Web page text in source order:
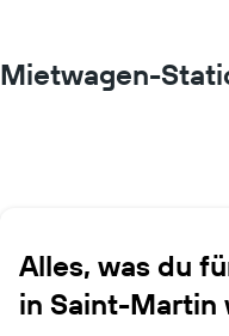
Mietwagen-
Alles, was du
in Saint-Martin